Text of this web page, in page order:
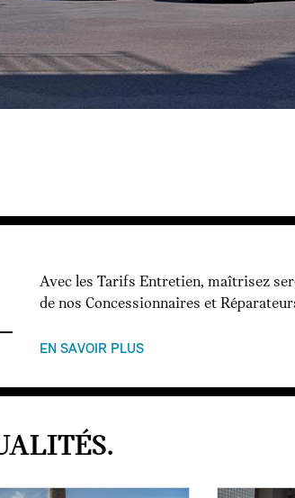
Avec les Tarifs Entretien, maîtrisez
de nos Concessionnaires et
EN SAVOIR PLUS